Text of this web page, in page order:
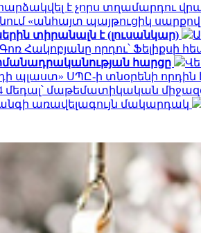
է չորս տղամարդու
«անհայտ պայթուցիկ սարքով
տիրանալն է (լուսանկար)
Գոռ Հակոբյանը որդու՝ Ֆելիքսի
հարցը
պլաստ» ՍՊԸ-ի տնօրենի որդին
մեդալ՝ մաթեմատիկական
առավելագույն մակարդակ